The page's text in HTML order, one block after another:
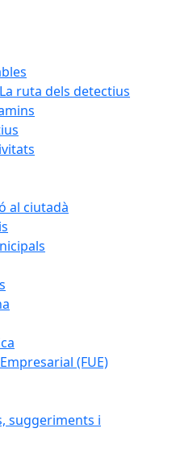
ruta dels detectius
al ciutadà
(FUE)
suggeriments i